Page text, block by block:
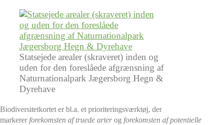
Statsejede arealer (skraveret) inden og
uden for den foreslåede afgrænsning af
Naturnationalpark Jægersborg Hegn &
Dyrehave
Biodiversitetkortet er bl.a. et prioriteringsværktøj, der
markerer forekomsten af truede arterog forekomsten af potentielle